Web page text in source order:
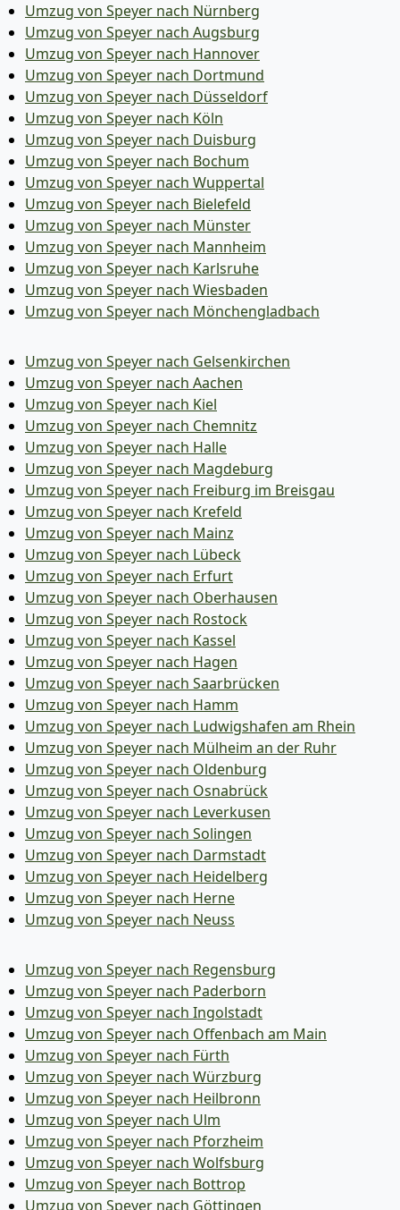
Umzug von Speyer nach Nürnberg
Umzug von Speyer nach Augsburg
Umzug von Speyer nach Hannover
Umzug von Speyer nach Dortmund
Umzug von Speyer nach Düsseldorf
Umzug von Speyer nach Köln
Umzug von Speyer nach Duisburg
Umzug von Speyer nach Bochum
Umzug von Speyer nach Wuppertal
Umzug von Speyer nach Bielefeld
Umzug von Speyer nach Münster
Umzug von Speyer nach Mannheim
Umzug von Speyer nach Karlsruhe
Umzug von Speyer nach Wiesbaden
Umzug von Speyer nach Mönchen­gladbach
Umzug von Speyer nach Gelsenkirchen
Umzug von Speyer nach Aachen
Umzug von Speyer nach Kiel
Umzug von Speyer nach Chemnitz
Umzug von Speyer nach Halle
Umzug von Speyer nach Magdeburg
Umzug von Speyer nach Freiburg im Breisgau
Umzug von Speyer nach Krefeld
Umzug von Speyer nach Mainz
Umzug von Speyer nach Lübeck
Umzug von Speyer nach Erfurt
Umzug von Speyer nach Oberhausen
Umzug von Speyer nach Rostock
Umzug von Speyer nach Kassel
Umzug von Speyer nach Hagen
Umzug von Speyer nach Saarbrücken
Umzug von Speyer nach Hamm
Umzug von Speyer nach Ludwigshafen am Rhein
Umzug von Speyer nach Mülheim an der Ruhr
Umzug von Speyer nach Oldenburg
Umzug von Speyer nach Osnabrück
Umzug von Speyer nach Leverkusen
Umzug von Speyer nach Solingen
Umzug von Speyer nach Darmstadt
Umzug von Speyer nach Heidelberg
Umzug von Speyer nach Herne
Umzug von Speyer nach Neuss
Umzug von Speyer nach Regensburg
Umzug von Speyer nach Paderborn
Umzug von Speyer nach Ingolstadt
Umzug von Speyer nach Offenbach am Main
Umzug von Speyer nach Fürth
Umzug von Speyer nach Würzburg
Umzug von Speyer nach Heilbronn
Umzug von Speyer nach Ulm
Umzug von Speyer nach Pforzheim
Umzug von Speyer nach Wolfsburg
Umzug von Speyer nach Bottrop
Umzug von Speyer nach Göttingen